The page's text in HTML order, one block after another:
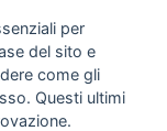
per
del sito e
come gli
Questi ultimi